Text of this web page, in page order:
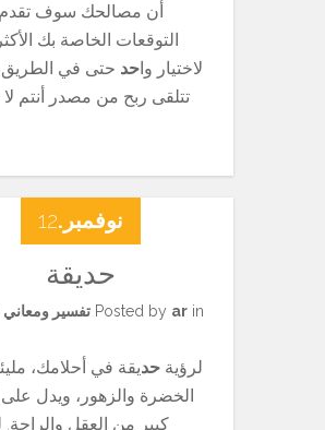
أن مصالحك سوف تقدم
التوقعات الخاصة بك
لاختيار واحد حتى في
تتلقى ربح من مصدر أنتم لا
حديقة
Posted by arin تفسير ومعاني
لرؤية حديقة في أحلامك،
الخضرة والزهور، ويدل على
كبير من العقل والراحة.
نوفمبر.12